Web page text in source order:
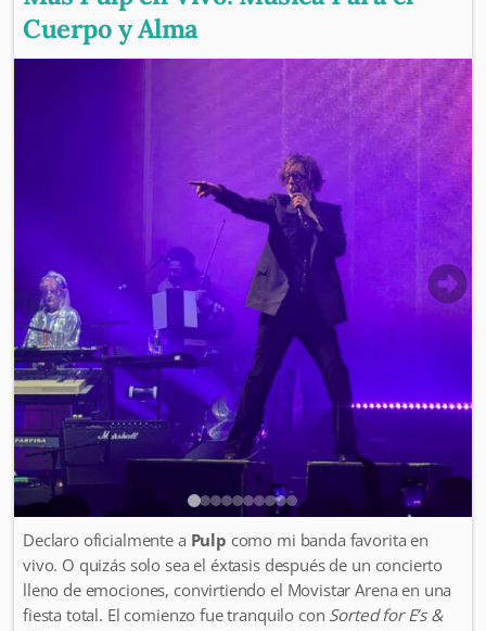
Cuerpo y Alma
Declaro oficialmente a Pulp como mi banda favorita en
vivo. O quizás solo sea el éxtasis después de un concierto
lleno de emociones, convirtiendo el Movistar Arena en una
fiesta total. El comienzo fue tranquilo con Sorted for E’s &